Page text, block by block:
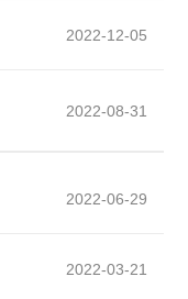
2022-12-05
2022-08-31
2022-06-29
2022-03-21